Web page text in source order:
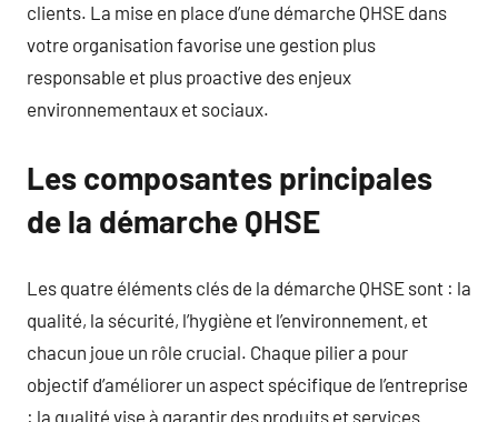
clients. La mise en place d’une démarche QHSE dans
votre organisation favorise une gestion plus
responsable et plus proactive des enjeux
environnementaux et sociaux.
Les composantes principales
de la démarche QHSE
Les quatre éléments clés de la démarche QHSE sont : la
qualité, la sécurité, l’hygiène et l’environnement, et
chacun joue un rôle crucial. Chaque pilier a pour
objectif d’améliorer un aspect spécifique de l’entreprise
: la qualité vise à garantir des produits et services